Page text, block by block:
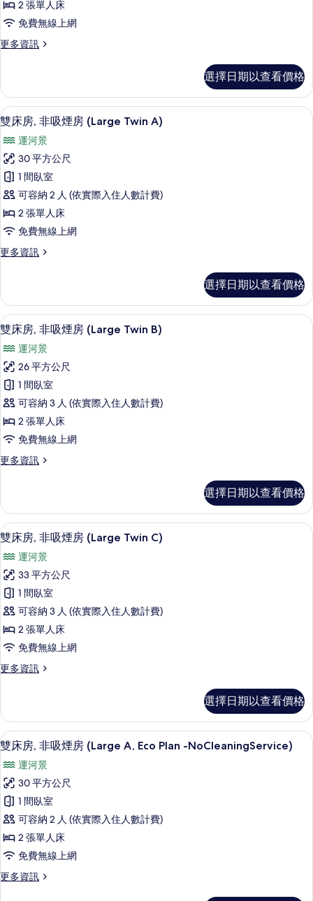
房,
非
吸
房
的
所
有
相
片
2 張單人床
免費無線上網
更多資訊
更
雙
床
房,
吸
煙
房
的
詳
情
選擇日期以查看價格
顯
示
雙
床
房,
非
吸
煙
房
A)
的
所
有
相
片
高級寢具、客房內保險箱、書桌、熨
6
雙床房, 非吸煙房 (Large Twin A)
運河景
30 平方公尺
1 間臥室
可容納 2 人 (依實際入住人數計費)
2 張單人床
免費無線上網
更多資訊
更
房,
非
吸
房
(Large
Twin
A)
的
詳
情
選擇日期以查看價格
顯
示
雙
床
房,
非
吸
煙
房
B)
的
所
有
相
片
高級寢具、客房內保險箱、書桌、熨
6
雙床房, 非吸煙房 (Large Twin B)
運河景
26 平方公尺
1 間臥室
可容納 3 人 (依實際入住人數計費)
2 張單人床
免費無線上網
更多資訊
更
房,
非
吸
房
(Large
Twin
B)
的
詳
情
選擇日期以查看價格
顯
示
雙
床
房,
非
吸
煙
房
C)
的
所
有
相
片
高級寢具、客房內保險箱、書桌、熨
5
雙床房, 非吸煙房 (Large Twin C)
運河景
33 平方公尺
1 間臥室
可容納 3 人 (依實際入住人數計費)
2 張單人床
免費無線上網
更多資訊
更
房,
非
吸
房
(Large
Twin
C)
的
詳
情
選擇日期以查看價格
顯
示
雙
床
房,
非
吸
煙
房
高級寢具、客房內保險箱、書桌、熨
5
雙床房, 非吸煙房 (Large A, Eco Plan -NoCleaningService)
運河景
30 平方公尺
1 間臥室
可容納 2 人 (依實際入住人數計費)
2 張單人床
免費無線上網
更多資訊
更